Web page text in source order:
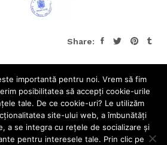
Share:
importantă pentru noi. Vrem să fim
posibilitatea să accepţi cookie-urile
tale. De ce cookie-uri? Le utilizăm
site-ului web, a îmbunătăţi
a se integra cu reţele de socializare şi
pentru interesele tale. Prin clic pe